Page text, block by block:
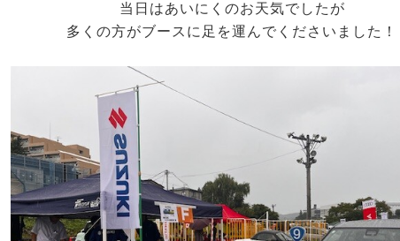
当日はあいにくのお天気でしたが
多くの方がブースに足を運んでくださいました！